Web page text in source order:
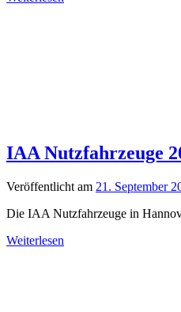
IAA Nutzfahrzeuge
Veröffentlicht am 21. September
Die IAA Nutzfahrzeuge in
Weiterlesen